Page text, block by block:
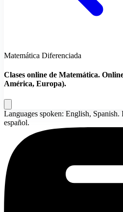
Matemática Diferenciada
Clases online de Matemática.
América, Europa).
Languages spoken: English, Spanish.
español.